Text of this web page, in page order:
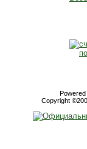
Copyright